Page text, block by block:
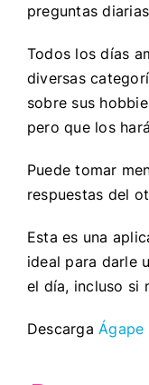
preguntas
Todos los días
diversas
sobre sus
pero que los
Puede tomar
respuestas del
Esta es una
ideal para darle
el día, incluso si
Descarga Ágape